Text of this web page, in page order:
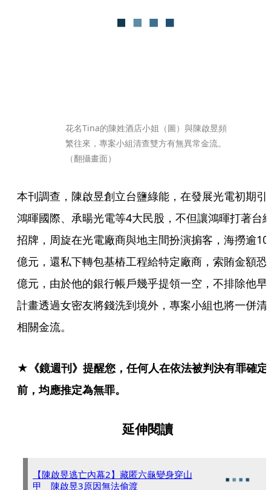
花名Tina的陳姓酒店小姐（圖）與陳啟昱頻
繁往來，專案小組清查雙方有無異常金流。
（翻攝畫面）
本刊調查，陳啟昱創立台鹽綠能，在發展光電初期引
鴻暉國際、承暘光電等4大民股，不但讓鴻暉打著台
招牌，周旋在光電廠商與地主間扮演掮客，海撈逾10
億元，還私下轉包基樁工程給特定廠商，索賄金額恐
億元，由於他的銀行帳戶幾乎提領一空，不排除他早
計畫透過女密友將錢洗到境外，專案小組也將一併清
相關金流。
★《鏡週刊》提醒您，任何人在依法被判決有罪確定
前，均應推定為無罪。
延伸閱讀
【陳啟昱逃亡內幕2】藏匿六龜變身穿山
甲 陳啟昱3原因無法偷渡